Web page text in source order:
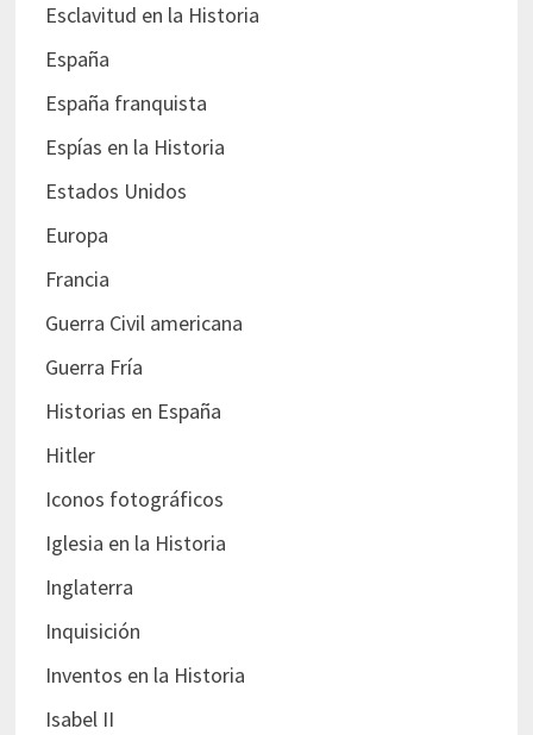
Esclavitud en la Historia
España
España franquista
Espías en la Historia
Estados Unidos
Europa
Francia
Guerra Civil americana
Guerra Fría
Historias en España
Hitler
Iconos fotográficos
Iglesia en la Historia
Inglaterra
Inquisición
Inventos en la Historia
Isabel II